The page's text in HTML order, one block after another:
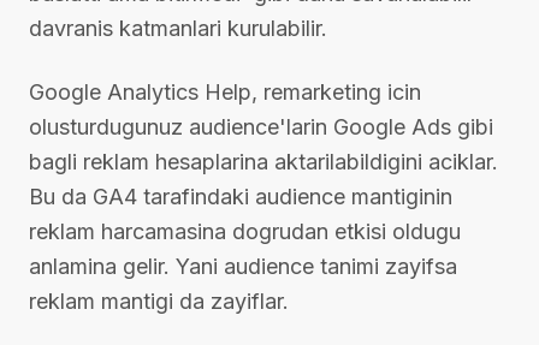
davranis katmanlari kurulabilir.
Google Analytics Help, remarketing icin
olusturdugunuz audience'larin Google Ads gibi
bagli reklam hesaplarina aktarilabildigini aciklar.
Bu da GA4 tarafindaki audience mantiginin
reklam harcamasina dogrudan etkisi oldugu
anlamina gelir. Yani audience tanimi zayifsa
reklam mantigi da zayiflar.